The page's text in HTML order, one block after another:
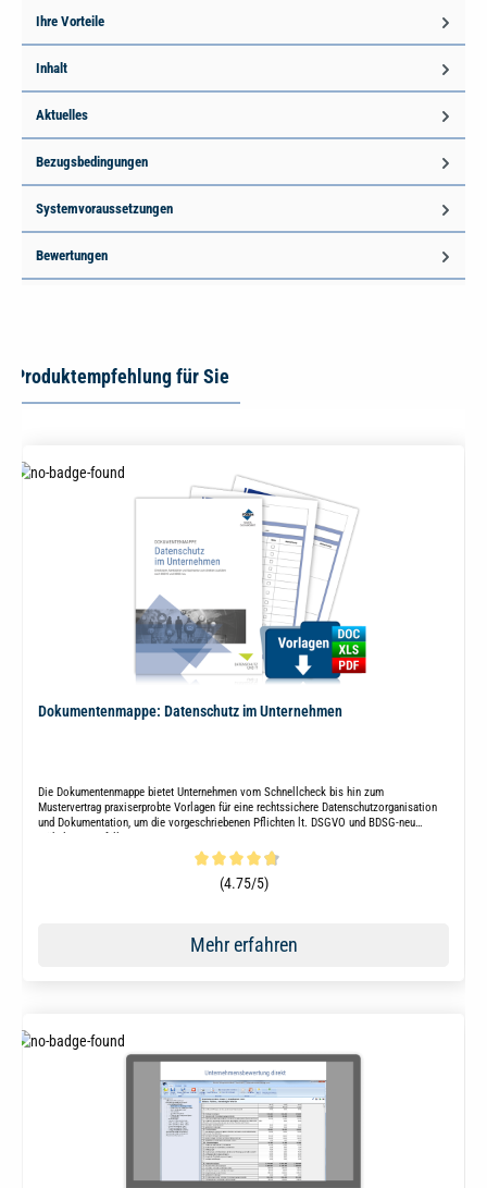
Ihre Vorteile
Inhalt
Aktuelles
Bezugsbedingungen
Systemvoraussetzungen
Bewertungen
Produktempfehlung für Sie
Dokumentenmappe: Datenschutz im Unternehmen
Die Dokumentenmappe bietet Unternehmen vom Schnellcheck bis hin zum
Mustervertrag praxiserprobte Vorlagen für eine rechtssichere Datenschutzorganisation
und Dokumentation, um die vorgeschriebenen Pflichten lt. DSGVO und BDSG-neu
Durchschnittliche Bewertung von 4.7 von 5 Sternen
(4.75/5)
Mehr erfahren